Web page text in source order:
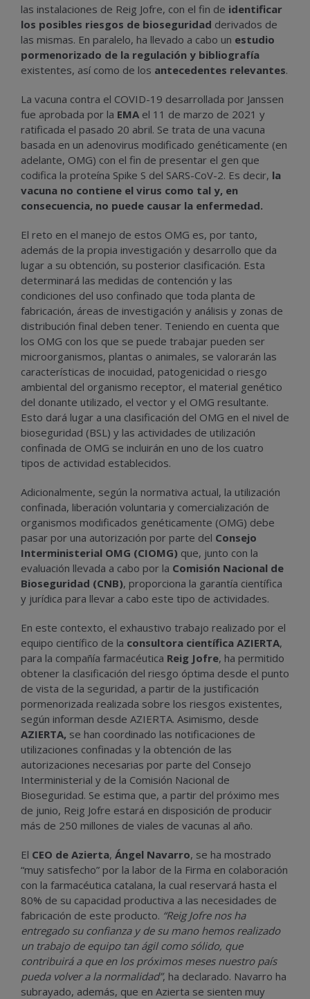
las instalaciones de Reig Jofre, con el fin de identificar
los posibles riesgos de bioseguridad derivados de
las mismas. En paralelo, ha llevado a cabo un estudio
pormenorizado de la regulación y bibliografía
existentes, así como de los antecedentes relevantes.
La vacuna contra el COVID-19 desarrollada por Janssen
fue aprobada por la EMA el 11 de marzo de 2021 y
ratificada el pasado 20 abril. Se trata de una vacuna
basada en un adenovirus modificado genéticamente (en
adelante, OMG) con el fin de presentar el gen que
codifica la proteína Spike S del SARS-CoV-2. Es decir, la
vacuna no contiene el virus como tal y, en
consecuencia, no puede causar la enfermedad.
El reto en el manejo de estos OMG es, por tanto,
además de la propia investigación y desarrollo que da
lugar a su obtención, su posterior clasificación. Esta
determinará las medidas de contención y las
condiciones del uso confinado que toda planta de
fabricación, áreas de investigación y análisis y zonas de
distribución final deben tener. Teniendo en cuenta que
los OMG con los que se puede trabajar pueden ser
microorganismos, plantas o animales, se valorarán las
características de inocuidad, patogenicidad o riesgo
ambiental del organismo receptor, el material genético
del donante utilizado, el vector y el OMG resultante.
Esto dará lugar a una clasificación del OMG en el nivel de
bioseguridad (BSL) y las actividades de utilización
confinada de OMG se incluirán en uno de los cuatro
tipos de actividad establecidos.
Adicionalmente, según la normativa actual, la utilización
confinada, liberación voluntaria y comercialización de
organismos modificados genéticamente (OMG) debe
pasar por una autorización por parte del Consejo
Interministerial OMG (CIOMG) que, junto con la
evaluación llevada a cabo por la Comisión Nacional de
Bioseguridad (CNB), proporciona la garantía científica
y jurídica para llevar a cabo este tipo de actividades.
En este contexto, el exhaustivo trabajo realizado por el
equipo científico de la consultora científica AZIERTA,
para la compañía farmacéutica Reig Jofre, ha permitido
obtener la clasificación del riesgo óptima desde el punto
de vista de la seguridad, a partir de la justificación
pormenorizada realizada sobre los riesgos existentes,
según informan desde AZIERTA. Asimismo, desde
AZIERTA, se han coordinado las notificaciones de
utilizaciones confinadas y la obtención de las
autorizaciones necesarias por parte del Consejo
Interministerial y de la Comisión Nacional de
Bioseguridad. Se estima que, a partir del próximo mes
de junio, Reig Jofre estará en disposición de producir
más de 250 millones de viales de vacunas al año.
El CEO de Azierta, Ángel Navarro, se ha mostrado
“muy satisfecho” por la labor de la Firma en colaboración
con la farmacéutica catalana, la cual reservará hasta el
80% de su capacidad productiva a las necesidades de
fabricación de este producto. “Reig Jofre nos ha
entregado su confianza y de su mano hemos realizado
un trabajo de equipo tan ágil como sólido, que
contribuirá a que en los próximos meses nuestro país
pueda volver a la normalidad”, ha declarado. Navarro ha
subrayado, además, que en Azierta se sienten muy